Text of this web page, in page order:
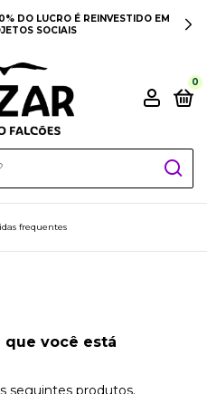
DO LUCRO É REINVESTIDO EM
SOCIAIS
0
frequentes
que você está
seguintes produtos.